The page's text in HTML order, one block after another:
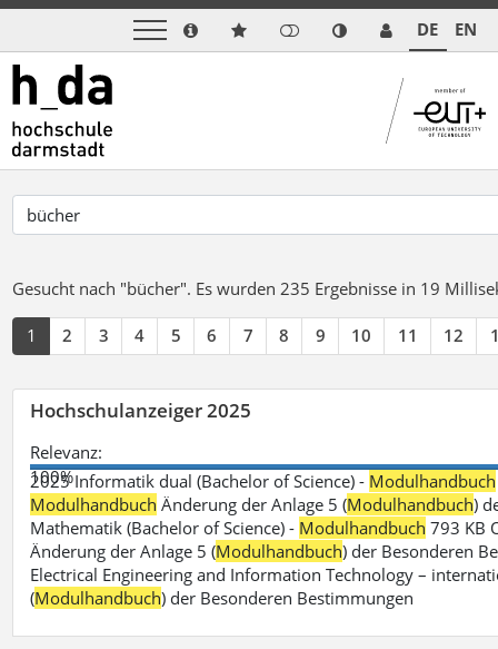
DE EN
Gesucht nach "bücher". Es wurden 235 Ergebnisse in 19
1 2 3 4 5 6 7 8 9 10 11 12
Hochschulanzeiger 2025
Relevanz:
100%
2025 Informatik dual (Bachelor of Science) - Modulhandbuch
Modulhandbuch Änderung der Anlage 5 (Modulhandbuch)
Mathematik (Bachelor of Science) - Modulhandbuch 793 KB
Änderung der Anlage 5 (Modulhandbuch) der Besonderen
Electrical Engineering and Information Technology –
(Modulhandbuch) der Besonderen Bestimmungen